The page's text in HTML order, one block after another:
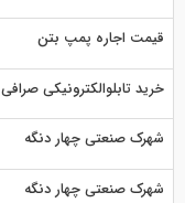
قیمت اجاره پمپ بتن
خرید تابلوالکترونیکی صرافی
شهرک صنعتی چهار دنگه
شهرک صنعتی چهار دنگه